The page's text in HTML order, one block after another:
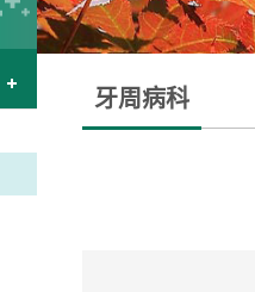
牙周病科